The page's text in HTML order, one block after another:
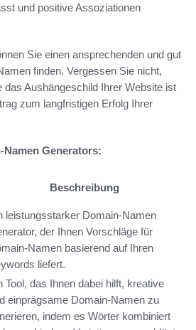
und positive Assoziationen
Sie einen ansprechenden und gut
finden. Vergessen Sie nicht,
Aushängeschild Ihrer Website ist
zum langfristigen Erfolg Ihrer
Generators:
Beschreibung
leistungsstarker Domain-Namen
der Ihnen Vorschläge für
Namen basierend auf Ihren
liefert.
Tool, das Ihnen dabei hilft, kreative
einprägsame Domain-Namen zu
indem es Wörter kombiniert